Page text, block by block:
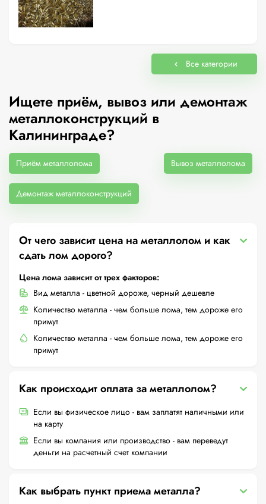
Все категории
Ищете приём, вывоз или демонтаж
металлоконструкций в
Калининграде?
Приём металлолома Вывоз металлолома
Демонтаж металлоконструкций
От чего зависит цена на металлолом и как
сдать лом дорого?
Цена лома зависит от трех факторов:
Вид металла - цветной дороже, черный дешевле
Количество металла - чем больше лома, тем дороже его
примут
Количество металла - чем больше лома, тем дороже его
примут
Как происходит оплата за металлолом?
Если вы физическое лицо - вам заплатят наличными или
на карту
Если вы компания или производство - вам переведут
деньги на расчетный счет компании
Как выбрать пункт приема металла?